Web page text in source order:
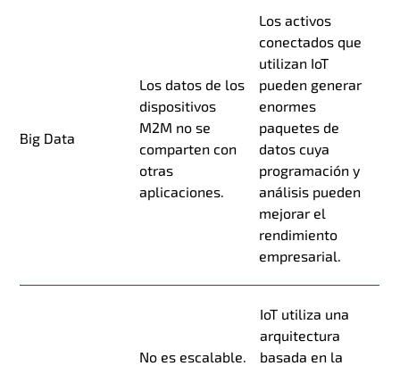
Big Data
Los datos de los
dispositivos
M2M no se
comparten con
otras
aplicaciones.
Los activos
conectados que
utilizan IoT
pueden generar
enormes
paquetes de
datos cuya
programación y
análisis pueden
mejorar el
rendimiento
empresarial.
No es escalable.
IoT utiliza una
arquitectura
basada en la